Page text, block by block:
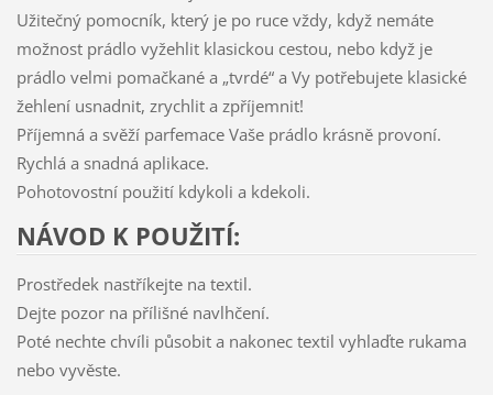
Užitečný pomocník, který je po ruce vždy, když nemáte
možnost prádlo vyžehlit klasickou cestou, nebo když je
prádlo velmi pomačkané a „tvrdé“ a Vy potřebujete klasické
žehlení usnadnit, zrychlit a zpříjemnit!
Příjemná a svěží parfemace Vaše prádlo krásně provoní.
Rychlá a snadná aplikace.
Pohotovostní použití kdykoli a kdekoli.
NÁVOD K POUŽITÍ:
Prostředek nastříkejte na textil.
Dejte pozor na přílišné navlhčení.
Poté nechte chvíli působit a nakonec textil vyhlaďte rukama
nebo vyvěste.